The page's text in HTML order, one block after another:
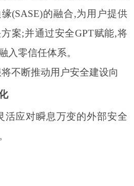
(SASE)的融合,为用户提供
案;并通过安全GPT赋能,将
入零信任体系。
不断推动用户安全建设向
活应对瞬息万变的外部安全